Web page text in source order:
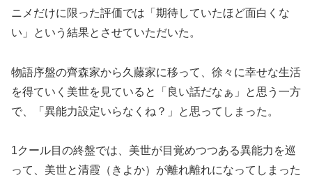
ニメだけに限った評価では「期待していたほど面白くな
い」という結果とさせていただいた。
物語序盤の齊森家から久藤家に移って、徐々に幸せな生活
を得ていく美世を見ていると「良い話だなぁ」と思う一方
で、「異能力設定いらなくね？」と思ってしまった。
1クール目の終盤では、美世が目覚めつつある異能力を巡
って、美世と清霞（きよか）が離れ離れになってしまった